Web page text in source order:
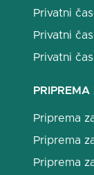
Privatni
Privatni
Privatni
Priprema
Priprema
Priprema